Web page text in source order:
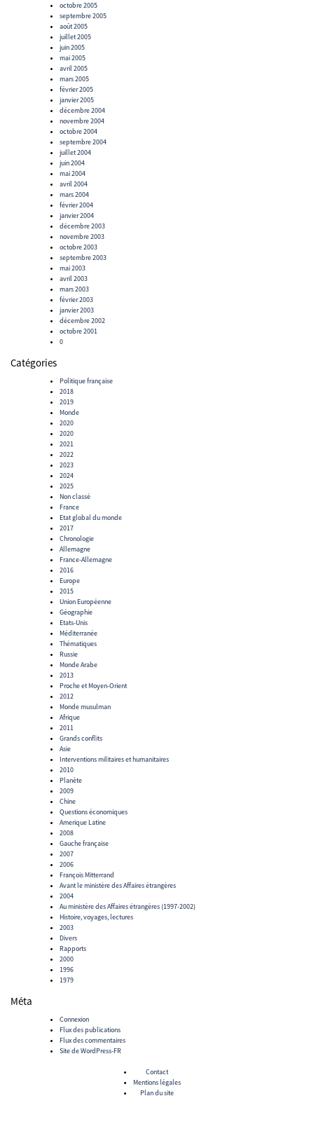
octobre 2005
septembre 2005
août 2005
juillet 2005
juin 2005
mai 2005
avril 2005
mars 2005
février 2005
janvier 2005
décembre 2004
novembre 2004
octobre 2004
septembre 2004
juillet 2004
juin 2004
mai 2004
avril 2004
mars 2004
février 2004
janvier 2004
décembre 2003
novembre 2003
octobre 2003
septembre 2003
mai 2003
avril 2003
mars 2003
février 2003
janvier 2003
décembre 2002
octobre 2001
0
Catégories
Politique française
2018
2019
Monde
2020
2020
2021
2022
2023
2024
2025
Non classé
France
Etat global du monde
2017
Chronologie
Allemagne
France-Allemagne
2016
Europe
2015
Union Européenne
Géographie
Etats-Unis
Méditerranée
Thématiques
Russie
Monde Arabe
2013
Proche et Moyen-Orient
2012
Monde musulman
Afrique
2011
Grands conflits
Asie
Interventions militaires et humanitaires
2010
Planète
2009
Chine
Questions économiques
Amerique Latine
2008
Gauche française
2007
2006
François Mitterrand
Avant le ministère des Affaires étrangères
2004
Au ministère des Affaires étrangères (1997-2002)
Histoire, voyages, lectures
2003
Divers
Rapports
2000
1996
1979
Méta
Connexion
Flux des publications
Flux des commentaires
Site de WordPress-FR
Contact
Mentions légales
Plan du site